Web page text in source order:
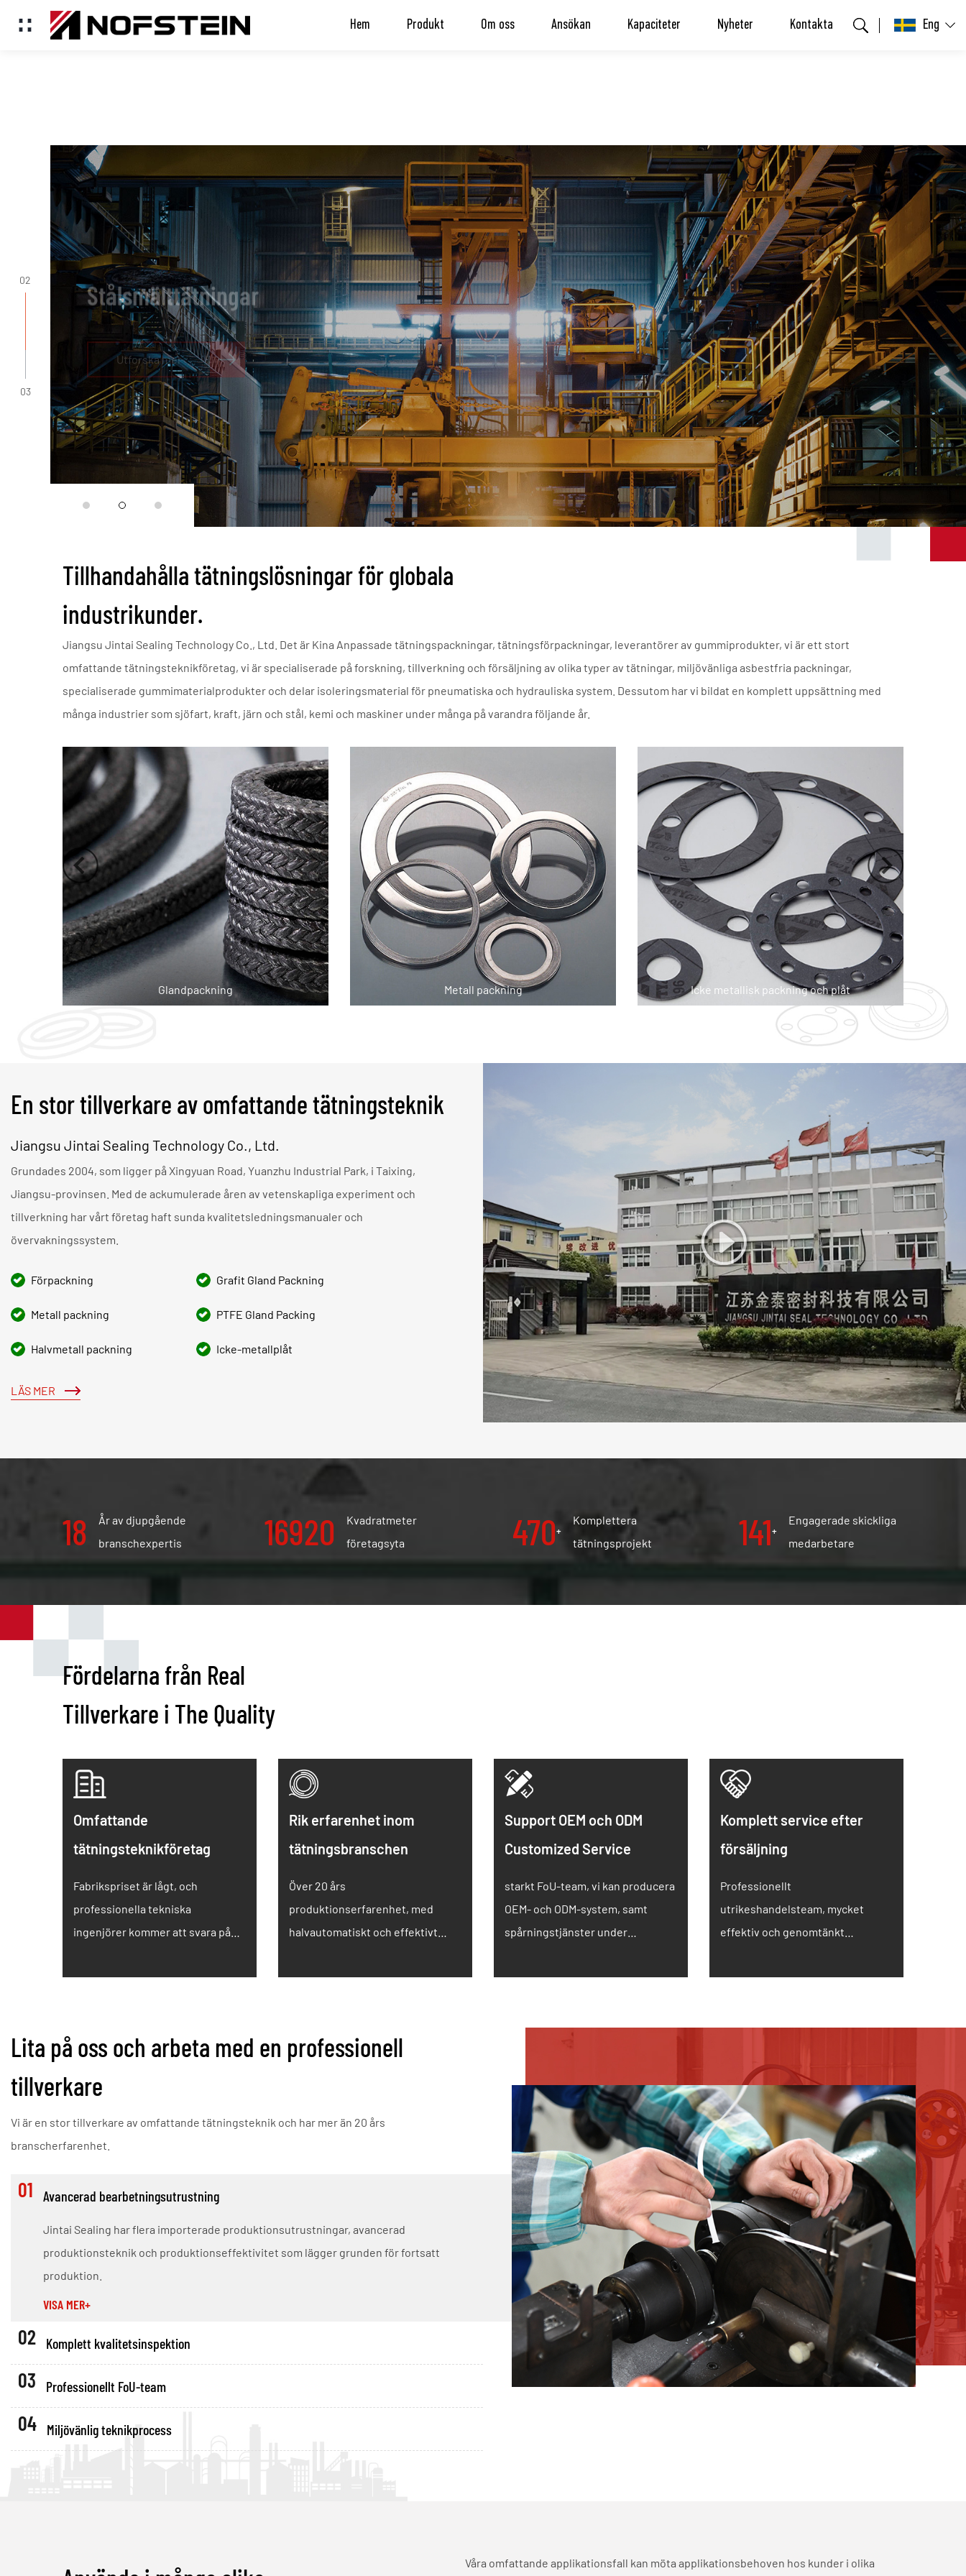
Hem Produkt Om oss Ansökan Kapaciteter Nyheter Kontakta Eng
Stålsmälttätningar
Utforska mer
02
03
Tillhandahålla tätningslösningar för globala
industrikunder.
Jiangsu Jintai Sealing Technology Co., Ltd. Det är Kina Anpassade tätningspackningar, tätningsförpackningar, leverantörer av gummiprodukter, vi är ett stort
omfattande tätningsteknikföretag, vi är specialiserade på forskning, tillverkning och försäljning av olika typer av tätningar, miljövänliga asbestfria packningar,
specialiserade gummimaterialprodukter och delar isoleringsmaterial för pneumatiska och hydrauliska system. Dessutom har vi bildat en komplett uppsättning med
många industrier som sjöfart, kraft, järn och stål, kemi och maskiner under många på varandra följande år.
Glandpackning Metall packning Icke metallisk packning och plåt
En stor tillverkare av omfattande tätningsteknik
Jiangsu Jintai Sealing Technology Co., Ltd.
Grundades 2004, som ligger på Xingyuan Road, Yuanzhu Industrial Park, i Taixing,
Jiangsu-provinsen. Med de ackumulerade åren av vetenskapliga experiment och
tillverkning har vårt företag haft sunda kvalitetsledningsmanualer och
övervakningssystem.
Förpackning Grafit Gland Packning
Metall packning PTFE Gland Packing
Halvmetall packning Icke-metallplåt
LÄS MER
20
År av djupgående
branschexpertis
18000
Kvadratmeter
företagsyta
500+
Komplettera
tätningsprojekt
150+
Engagerade skickliga
medarbetare
Fördelarna från Real
Tillverkare i The Quality
Omfattande
tätningsteknikföretag
Fabrikspriset är lågt, och
professionella tekniska
ingenjörer kommer att svara på
Rik erfarenhet inom
tätningsbranschen
Över 20 års
produktionserfarenhet, med
halvautomatiskt och effektivt
Support OEM och ODM
Customized Service
starkt FoU-team, vi kan producera
OEM- och ODM-system, samt
spårningstjänster under
Komplett service efter
försäljning
Professionellt
utrikeshandelsteam, mycket
effektiv och genomtänkt
Lita på oss och arbeta med en professionell
tillverkare
Vi är en stor tillverkare av omfattande tätningsteknik och har mer än 20 års
branscherfarenhet.
01 Avancerad bearbetningsutrustning
Jintai Sealing har flera importerade produktionsutrustningar, avancerad
produktionsteknik och produktionseffektivitet som lägger grunden för fortsatt
produktion.
VISA MER+
02 Komplett kvalitetsinspektion
03 Professionellt FoU-team
04 Miljövänlig teknikprocess
Våra omfattande applikationsfall kan möta applikationsbehoven hos kunder i olika